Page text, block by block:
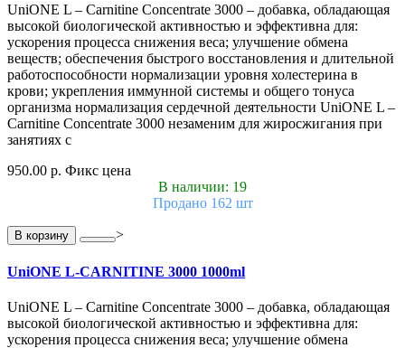
UniONE L – Carnitine Concentrate 3000 – добавка, обладающая
высокой биологической активностью и эффективна для:
ускорения процесса снижения веса; улучшение обмена
веществ; обеспечения быстрого восстановления и длительной
работоспособности нормализации уровня холестерина в
крови; укрепления иммунной системы и общего тонуса
организма нормализация сердечной деятельности UniONE L –
Carnitine Concentrate 3000 незаменим для жиросжигания при
занятиях с
950.00 р. Фикс цена
В наличии: 19
Продано 162 шт
В корзину >
UniONE L-CARNITINE 3000 1000ml
UniONE L – Carnitine Concentrate 3000 – добавка, обладающая
высокой биологической активностью и эффективна для:
ускорения процесса снижения веса; улучшение обмена